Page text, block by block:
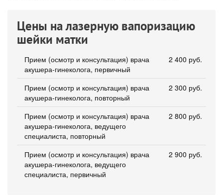
Цены на лазерную вапоризацию
шейки матки
Прием (осмотр и консультация) врача
акушера-гинеколога, первичный
2 400 руб.
Прием (осмотр и консультация) врача
акушера-гинеколога, повторный
2 300 руб.
Прием (осмотр и консультация) врача
акушера-гинеколога, ведущего
специалиста, повторный
2 800 руб.
Прием (осмотр и консультация) врача
акушера-гинеколога, ведущего
специалиста, первичный
2 900 руб.